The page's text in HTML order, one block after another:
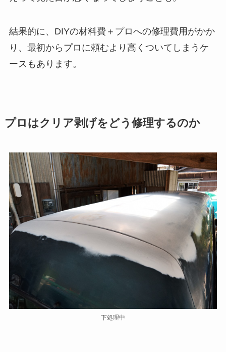
結果的に、DIYの材料費＋プロへの修理費用がかか
り、最初からプロに頼むより高くついてしまうケ
ースもあります。
プロはクリア剥げをどう修理するのか
下処理中